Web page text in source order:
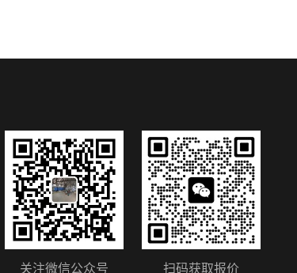
扫码获取报价
关注微信公众号